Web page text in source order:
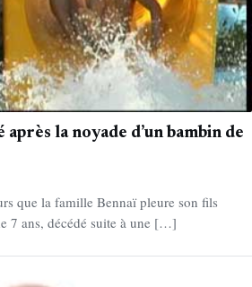
la noyade d’un bambin de
que la famille Bennaï pleure son fils
7 ans, décédé suite à une […]